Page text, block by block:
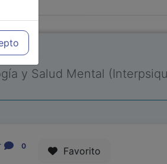
y Salud Mental
0 Favorito